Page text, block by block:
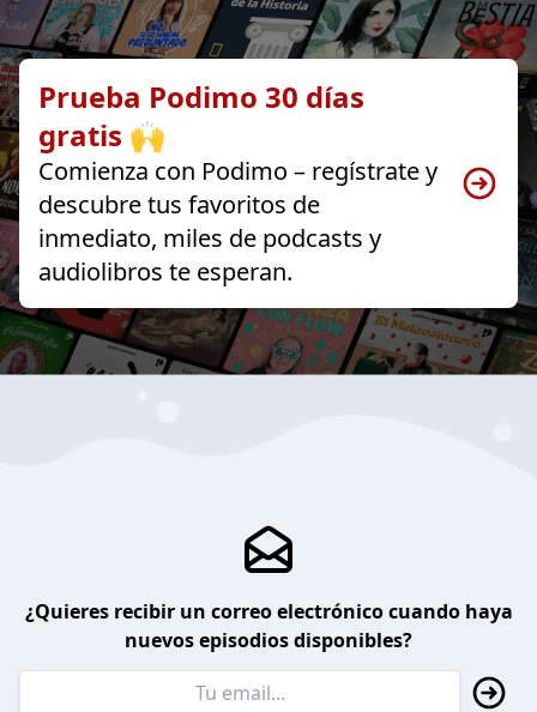
Prueba Podimo 30 días
gratis 🙌
Comienza con Podimo – regístrate y
descubre tus favoritos de
inmediato, miles de podcasts y
audiolibros te esperan.
¿Quieres recibir un correo electrónico cuando haya
nuevos episodios disponibles?